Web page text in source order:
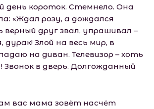
день короток. Стемнело. Она
«Ждал розу, а дождался
верный друг звал, упрашивал –
дурак! Злой на весь мир, в
на диван. Телевизор – хоть
Звонок в дверь. Долгожданный
вас мама зовёт насчёт